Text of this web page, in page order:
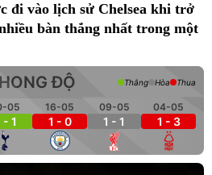
đi vào lịch sử Chelsea khi trở
bàn thắng nhất trong một
ĐỘ
05
- 1
16-05
1 - 0
09-05
1 - 1
04-05
1 - 3
Thắng Hòa Thua